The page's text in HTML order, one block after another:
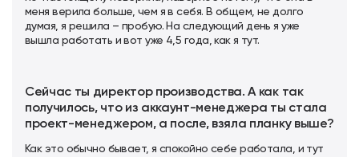
меня верила больше, чем я в себя. В общем, не долго
думая, я решила – пробую. На следующий день я уже
вышла работать и вот уже 4,5 года, как я тут.
Сейчас ты директор производства. А как так
получилось, что из аккаунт-менеджера ты стала
проект-менеджером, а после, взяла планку выше?
Как это обычно бывает, я спокойно себе работала, и тут